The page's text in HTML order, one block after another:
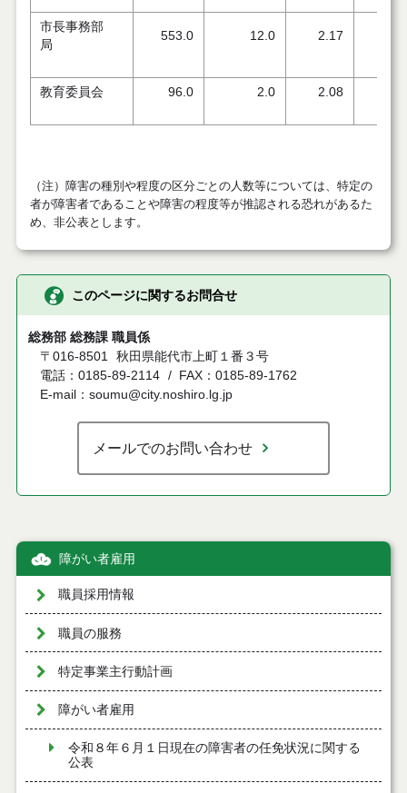
市長事務部
局
553.0 12.0 2.17
教育委員会 96.0 2.0 2.08
（注）障害の種別や程度の区分ごとの人数等については、特定の
者が障害者であることや障害の程度等が推認される恐れがあるた
め、非公表とします。
このページに関するお問合せ
総務部 総務課 職員係
〒016-8501
秋田県能代市上町１番３号
電話：0185-89-2114
FAX：0185-89-1762
E-mail：soumu@city.noshiro.lg.jp
メールでのお問い合わせ
障がい者雇用
職員採用情報
職員の服務
特定事業主行動計画
障がい者雇用
令和８年６月１日現在の障害者の任免状況に関する
公表